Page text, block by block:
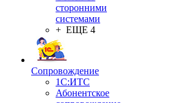
сторонними
системами
+ ЕЩЕ 4
Сопровождение
1C:ИТС
Абонентское